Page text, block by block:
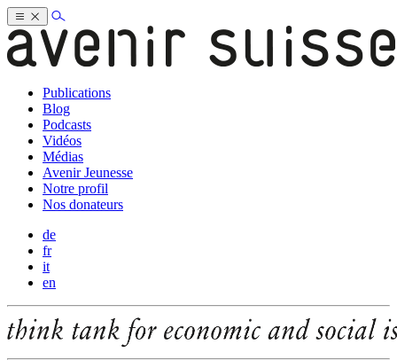
Publications
Blog
Podcasts
Vidéos
Médias
Avenir Jeunesse
Notre profil
Nos donateurs
de
fr
it
en